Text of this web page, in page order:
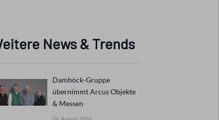
News & Trends
Damböck-Gruppe
übernimmt Arcus Objekte
& Messen